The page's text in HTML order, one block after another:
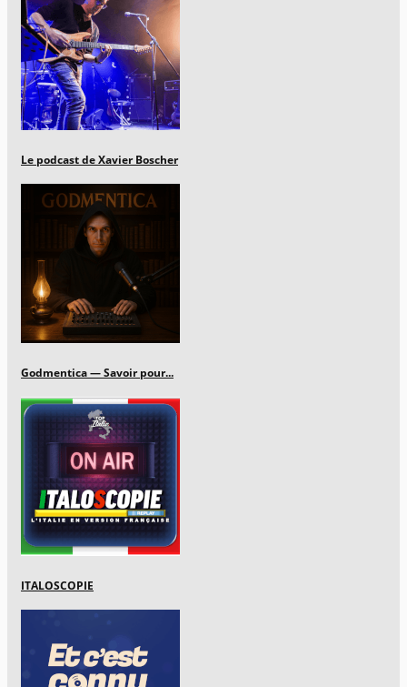
Le podcast de Xavier Boscher
Godmentica — Savoir pour...
ITALOSCOPIE